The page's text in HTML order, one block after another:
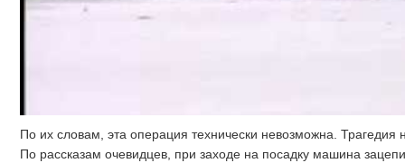
По их словам, эта операция технически невозможна. Трагедия
По рассказам очевидцев, при заходе на посадку машина